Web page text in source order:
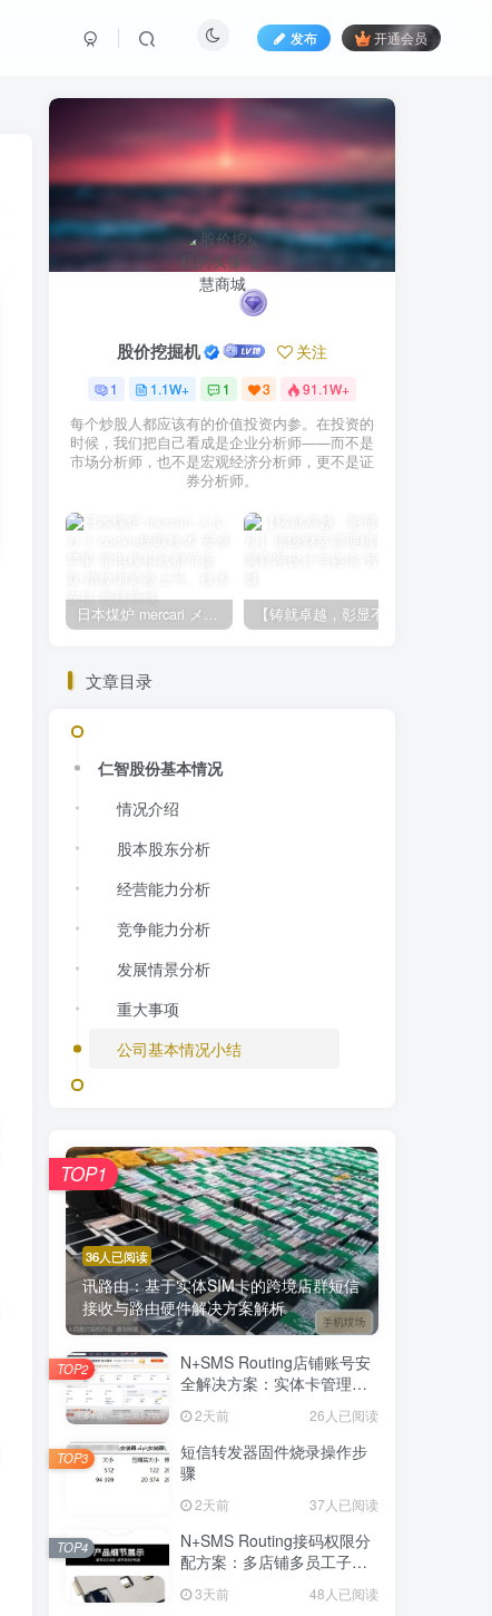
发布 开通会员
股价挖掘机 关注
1 1.1W+ 1 3 91.1W+
每个炒股人都应该有的价值投资内参。在投资的
时候，我们把自己看成是企业分析师——而不是
市场分析师，也不是宏观经济分析师，更不是证
券分析师。
日本煤炉 mercari メルカリ cookie提取技术 安卓 苹果 雷电模拟器都可提取,指纹浏览器上号。技术支持
文章目录
仁智股份基本情况
情况介绍
股本股东分析
经营能力分析
竞争能力分析
发展情景分析
重大事项
公司基本情况小结
36人已阅读
讯路由：基于实体SIM卡的跨境店群短信
接收与路由硬件解决方案解析
TOP1
N+SMS Routing店铺账号安
全解决方案：实体卡管理与
2天前 26人已阅读
TOP2
短信转发器固件烧录操作步
骤
2天前 37人已阅读
TOP3
N+SMS Routing接码权限分
配方案：多店铺多员工子账
3天前 48人已阅读
TOP4